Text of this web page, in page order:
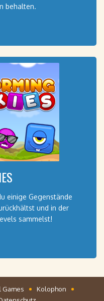
behalten.
einige Gegenstände
und in der
sammelst!
Games
Kolophon